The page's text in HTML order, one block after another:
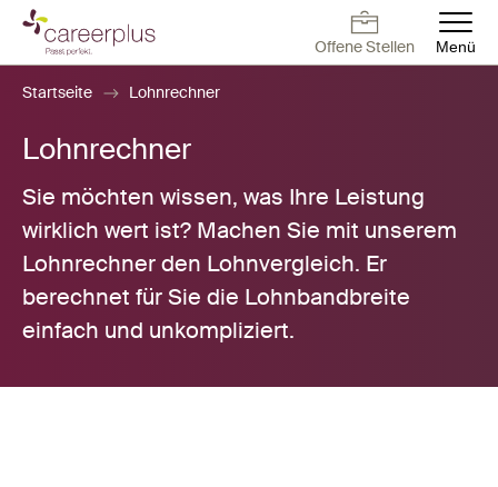
Direkt
zum
Inhalt
Offene Stellen Menü
Offene Stellen
Für Arbeitnehmer
Für Arbeitgeber
Blog
Offene Stellen
Careerplus
Deutsch Français English
Startseite Lohnrechner
Lohnrechner
Sie möchten wissen, was Ihre Leistung
wirklich wert ist? Machen Sie mit unserem
Lohnrechner den Lohnvergleich. Er
berechnet für Sie die Lohnbandbreite
einfach und unkompliziert.